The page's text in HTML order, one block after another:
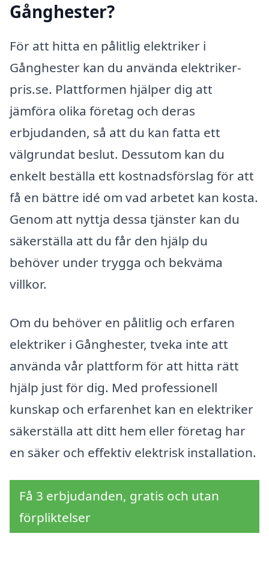
Gånghester?
För att hitta en pålitlig elektriker i
Gånghester kan du använda elektriker-
pris.se. Plattformen hjälper dig att
jämföra olika företag och deras
erbjudanden, så att du kan fatta ett
välgrundat beslut. Dessutom kan du
enkelt beställa ett kostnadsförslag för att
få en bättre idé om vad arbetet kan kosta.
Genom att nyttja dessa tjänster kan du
säkerställa att du får den hjälp du
behöver under trygga och bekväma
villkor.
Om du behöver en pålitlig och erfaren
elektriker i Gånghester, tveka inte att
använda vår plattform för att hitta rätt
hjälp just för dig. Med professionell
kunskap och erfarenhet kan en elektriker
säkerställa att ditt hem eller företag har
en säker och effektiv elektrisk installation.
Få 3 erbjudanden, gratis och utan
förpliktelser